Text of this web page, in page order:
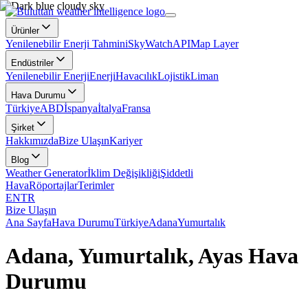
Ürünler
Yenilenebilir Enerji TahminiSkyWatchAPIMap Layer
Endüstriler
Yenilenebilir EnerjiEnerjiHavacılıkLojistikLiman
Hava Durumu
TürkiyeABDİspanyaİtalyaFransa
Şirket
HakkımızdaBize UlaşınKariyer
Blog
Weather Generatorİklim DeğişikliğiŞiddetli
HavaRöportajlarTerimler
ENTR
Bize Ulaşın
Ana SayfaHava DurumuTürkiyeAdanaYumurtalık
Adana, Yumurtalık, Ayas Hava
Durumu